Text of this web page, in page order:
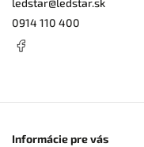
ledstar@ledstar.sk
0914 110 400
Informácie pre vás